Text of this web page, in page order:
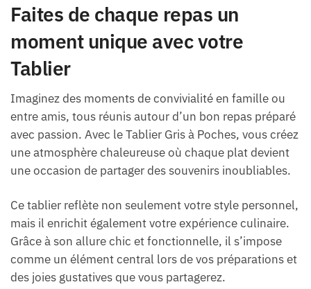
Faites de chaque repas un
moment unique avec votre
Tablier
Imaginez des moments de convivialité en famille ou
entre amis, tous réunis autour d’un bon repas préparé
avec passion. Avec le Tablier Gris à Poches, vous créez
une atmosphère chaleureuse où chaque plat devient
une occasion de partager des souvenirs inoubliables.
Ce tablier reflète non seulement votre style personnel,
mais il enrichit également votre expérience culinaire.
Grâce à son allure chic et fonctionnelle, il s’impose
comme un élément central lors de vos préparations et
des joies gustatives que vous partagerez.